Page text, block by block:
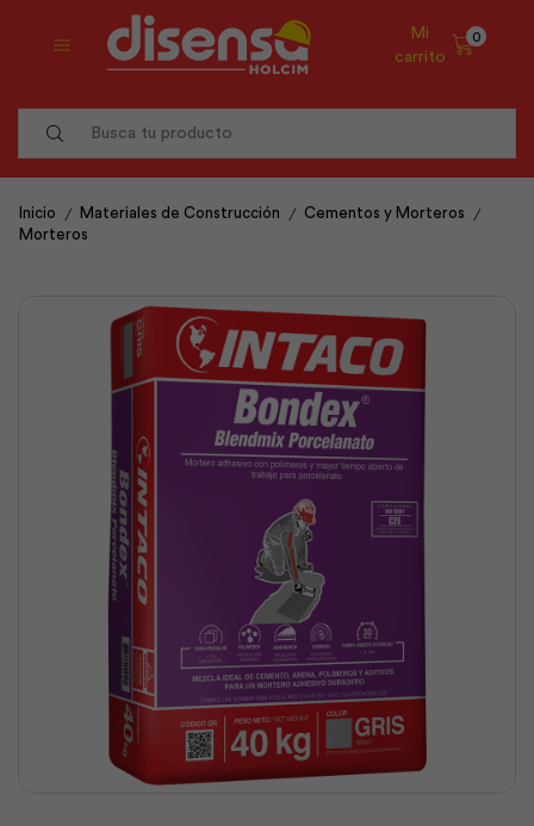
Mi
carrito
0
Inicio / Materiales de Construcción / Cementos y Morteros /
Morteros